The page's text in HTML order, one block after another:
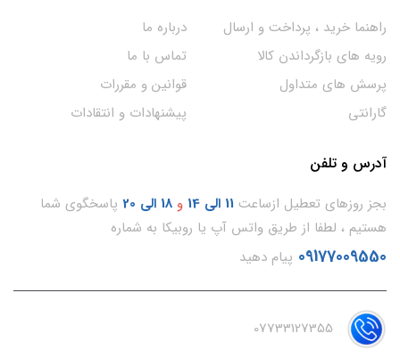
راهنما خرید ، پرداخت و ارسال
رویه های بازگرداندن کالا
پرسش های متداول
گارانتی
درباره ما
تماس با ما
قوانین و مقررات
پیشنهادات و انتقادات
آدرس و تلفن
بجز روزهای تعطیل ازساعت 11 الی 14 و 18 الی 20
پاسخگوی شما
هستیم ، لطفا از طریق واتس آپ یا روبیکا به شماره
09177009550 پیام دهید
07733127355